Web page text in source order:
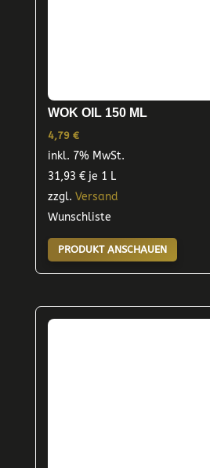
WOK OIL 150 ML
4,79 €
inkl. 7% MwSt.
31,93 €je 1 L
zzgl. Versand
Wunschliste
PRODUKT ANSCHAUEN